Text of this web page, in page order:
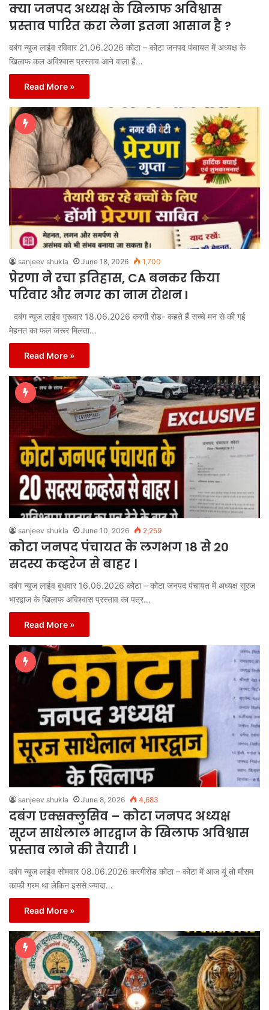
क्या जनपद अध्यक्ष के खिलाफ अविश्वास
प्रस्ताव पारित करा लेना इतना आसान है ?
दबंग न्यूज लाईव रविवार 21.06.2026 कोटा – कोटा जनपद पंचायत में अध्यक्ष के
खिलाफ कल अविश्वास प्रस्ताव आने वाला है…
Read More »
sanjeev shukla June 18, 2026 1,700
प्रेरणा ने रचा इतिहास, CA बनकर किया
परिवार और नगर का नाम रोशन I
दबंग न्यूज लाईव गुरूवार 18.06.2026 करगी रोड- कहते हैं सच्चे मन से की गई
मेहनत का फल जरूर मिलता…
Read More »
sanjeev shukla June 10, 2026 2,259
कोटा जनपद पंचायत के लगभग 18 से 20
सदस्य कव्हरेज से बाहर ।
दबंग न्यूज लाईव बुधवार 16.06.2026 कोटा – कोटा जनपद पंचायत में अध्यक्ष सूरज
भारद्वाज के खिलाफ अविश्वास प्रस्ताव का पत्र…
Read More »
sanjeev shukla June 8, 2026 4,683
दबंग एक्सक्लुसिव – कोटा जनपद अध्यक्ष
सूरज साधेलाल भारद्वाज के खिलाफ अविश्वास
प्रस्ताव लाने की तैयारी ।
दबंग न्यूज लाईव सोमवार 08.06.2026 करगीरोड कोटा – कोटा में आज यूं तो मौसम
काफी गरम था लेकिन इससे ज्यादा…
Read More »